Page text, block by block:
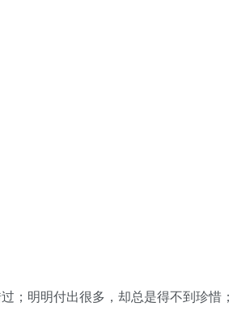
；明明付出很多，却总是得不到珍惜